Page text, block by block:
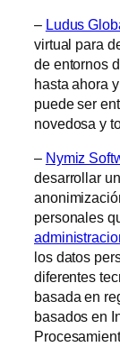
– Ludus
virtual para
de entornos
hasta ahora
puede ser
novedosa y
– Nymiz
desarrollar
personales
los datos
diferentes
basada en
basados en